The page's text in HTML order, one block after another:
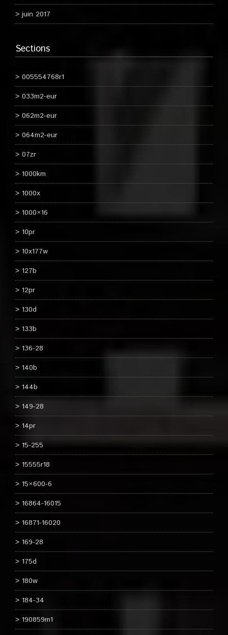
juin 2017
Sections
005554768r1
033m2-eur
062m2-eur
064m2-eur
07zr
1000km
1000x
1000×16
10pr
10x177w
127b
12pr
130d
133b
136-28
140b
144b
149-28
14pr
15-255
15555r18
15×600-6
16864-16015
16871-16020
169-28
175d
180w
184-34
190859m1